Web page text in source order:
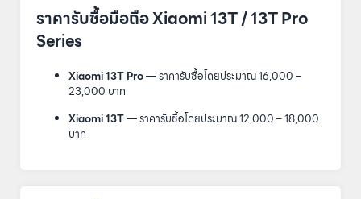
ราคารับซื้อมือถือ Xiaomi 13T / 13T Pro
Series
Xiaomi 13T Pro— ราคารับซื้อโดยประมาณ 16,000 –
23,000 บาท
Xiaomi 13T— ราคารับซื้อโดยประมาณ 12,000 – 18,000
บาท